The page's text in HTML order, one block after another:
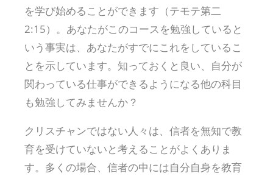
を学び始めることができます（テモテ第二
2:15）。あなたがこのコースを勉強していると
いう事実は、あなたがすでにこれをしているこ
とを示しています。知っておくと良い、自分が
関わっている仕事ができるようになる他の科目
も勉強してみませんか？
クリスチャンではない人々は、信者を無知で教
育を受けていないと考えることがよくありま
す。多くの場合、信者の中には自分自身を教育